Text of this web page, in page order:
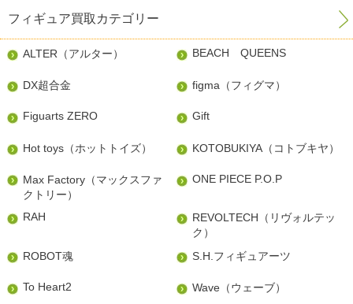
フィギュア買取カテゴリー
ALTER（アルター） BEACH QUEENS
DX超合金 figma（フィグマ）
Figuarts ZERO Gift
Hot toys（ホットトイズ） KOTOBUKIYA（コトブキヤ）
Max Factory（マックスファ
クトリー）
ONE PIECE P.O.P
RAH
REVOLTECH（リヴォルテッ
ク）
ROBOT魂
S.H.フィギュアーツ
To Heart2 Wave（ウェーブ）